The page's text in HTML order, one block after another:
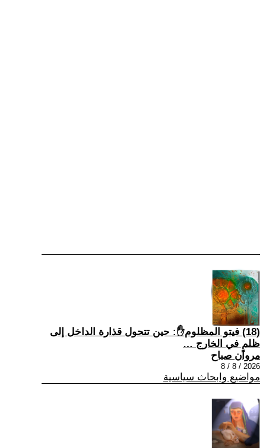
(18) فيتو المظلوم✋: حين تتحول قذارة الداخل إلى
ظلمٍ في الخارج …
مروان صباح
2026 / 8 / 8
مواضيع وابحاث سياسية